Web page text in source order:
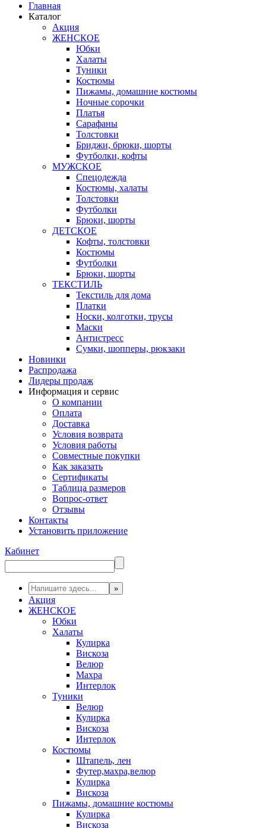
Главная
Каталог
Акция
ЖЕНСКОЕ
Юбки
Халаты
Туники
Костюмы
Пижамы, домашние костюмы
Ночные сорочки
Платья
Сарафаны
Толстовки
Бриджи, брюки, шорты
Футболки, кофты
МУЖСКОЕ
Спецодежда
Костюмы, халаты
Толстовки
Футболки
Брюки, шорты
ДЕТСКОЕ
Кофты, толстовки
Костюмы
Футболки
Брюки, шорты
ТЕКСТИЛЬ
Текстиль для дома
Платки
Носки, колготки, трусы
Маски
Антистресс
Сумки, шопперы, рюкзаки
Новинки
Распродажа
Лидеры продаж
Информация и сервис
О компании
Оплата
Доставка
Условия возврата
Условия работы
Совместные покупки
Как заказать
Сертификаты
Таблица размеров
Вопрос-ответ
Отзывы
Контакты
Установить приложение
Кабинет
Акция
ЖЕНСКОЕ
Юбки
Халаты
Кулирка
Вискоза
Велюр
Махра
Интерлок
Туники
Велюр
Кулирка
Вискоза
Интерлок
Костюмы
Штапель, лен
Футер,махра,велюр
Кулирка
Вискоза
Пижамы, домашние костюмы
Кулирка
Вискоза